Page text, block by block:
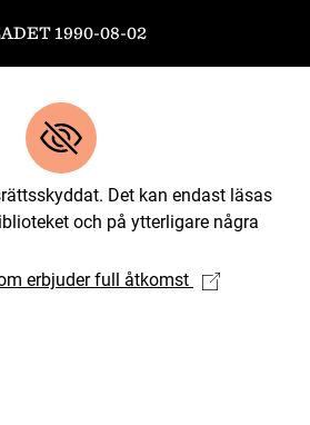
1990-08-02
Det kan endast läsas
och på ytterligare några
erbjuder full åtkomst